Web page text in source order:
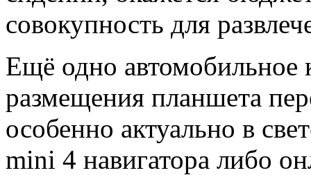
совокупность для
Ещё одно автомобильное
размещения планшета
особенно актуально в
mini 4 навигатора либо